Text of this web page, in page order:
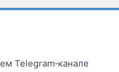
Telegram‑канале